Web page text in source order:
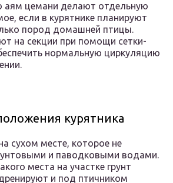
аям цемани делают отдельную
если в курятнике планируют
пород домашней птицы.
на секции при помощи сетки-
нормальную циркуляцию
курятника
сухом месте, которое не
и паводковыми водами.
места на участке грунт
и под птичником